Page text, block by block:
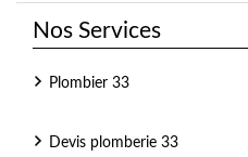
Nos Services
Plombier 33
Devis plomberie 33